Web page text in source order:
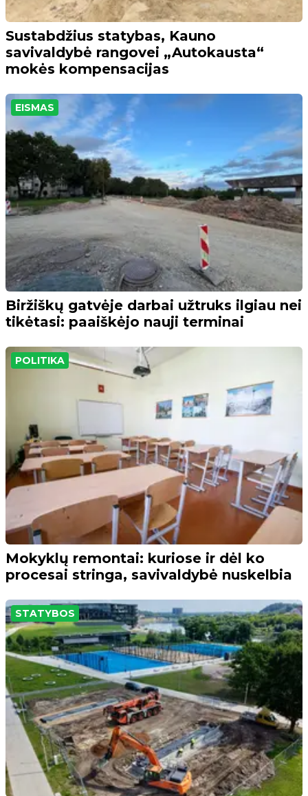
Sustabdžius statybas, Kauno
savivaldybė rangovei „Autokausta“
mokės kompensacijas
EISMAS
Biržiškų gatvėje darbai užtruks ilgiau nei
tikėtasi: paaiškėjo nauji terminai
POLITIKA
Mokyklų remontai: kuriose ir dėl ko
procesai stringa, savivaldybė nuskelbia
STATYBOS